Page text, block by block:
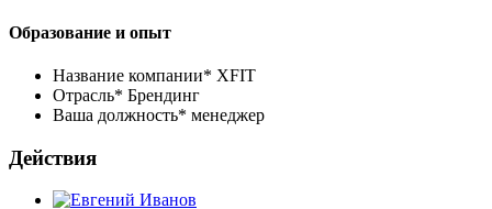
Образование и опыт
Название компании* XFIT
Отрасль* Брендинг
Ваша должность* менеджер
Действия